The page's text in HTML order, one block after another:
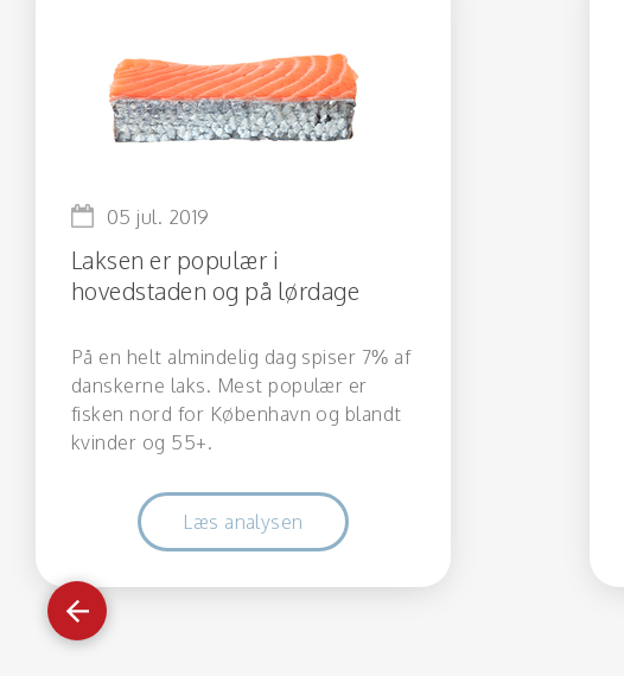
tilbage
05 jul. 2019
Laksen er populær i
hovedstaden og på lørdage
På en helt almindelig dag spiser 7% af
danskerne laks. Mest populær er
fisken nord for København og blandt
kvinder og 55+.
Læs analysen